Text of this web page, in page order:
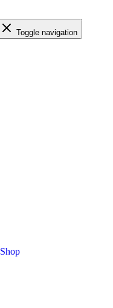
Toggle navigation
Shop